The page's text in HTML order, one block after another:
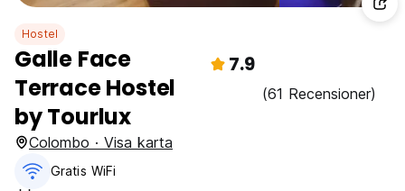
Hostel
Galle Face
Terrace Hostel
by Tourlux
7.9
(61 Recensioner)
Colombo · Visa karta
Gratis WiFi